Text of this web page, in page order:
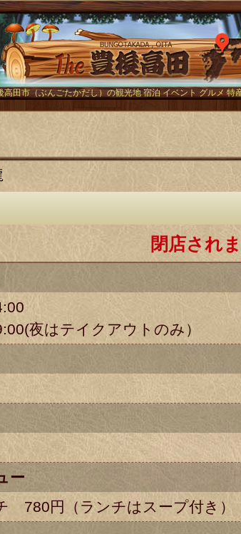
高田市（ぶんごたかだし）の観光地 宿泊 イベント グルメ 特
閉店され
夜はテイクアウトのみ）
ー
780円（ランチはスープ付き）